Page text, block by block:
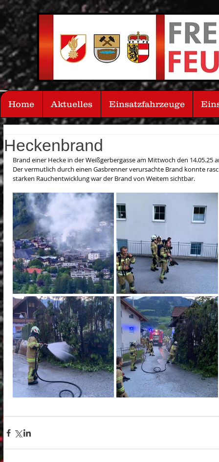
Heckenbrand
Brand einer Hecke in der Weißgerbergasse am Mittwoch den 14.05.25
Der vermutlich durch einen Gasbrenner verursachte Brand konnte
starken Rauchentwicklung war der Brand von Weitem sichtbar.
Home Aktuelles Einsatzfahrzeuge